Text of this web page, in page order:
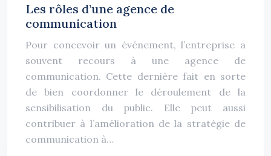
Les rôles d’une agence de
communication
Pour concevoir un événement, l’entreprise a
souvent recours à une agence de
communication. Cette dernière fait en sorte
de bien coordonner le déroulement de la
sensibilisation du public. Elle peut aussi
contribuer à l’amélioration de la stratégie de
communication à…